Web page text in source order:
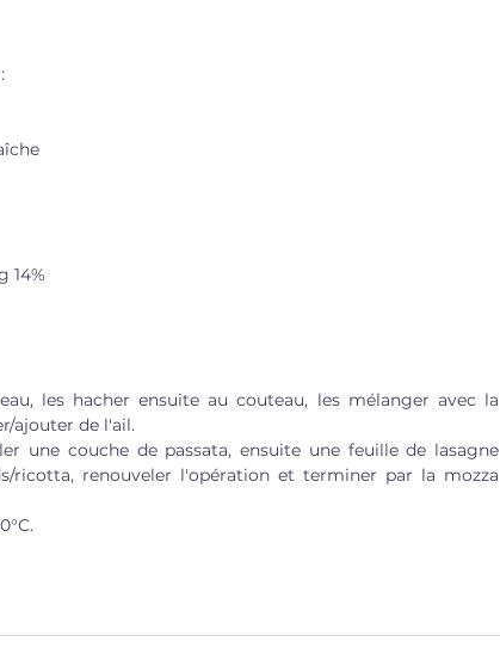
14%
les hacher ensuite au couteau, les mélanger avec la
ajouter de l'ail.
une couche de passata, ensuite une feuille de lasagne
ricotta, renouveler l'opération et terminer par la mozza